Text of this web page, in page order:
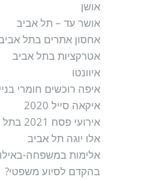
אושן
אושר עד – תל אביב
אחסון אתרים בתל
אטרקציות בתל אביב
איוונטו
איפה רוכשים חומרי
איקאה סייל 2020
אירועי פסח 2021 בתל אביב
אלו יוגה תל אביב
אלימות במשפחה-
בהקדם לסיוע משפטי?